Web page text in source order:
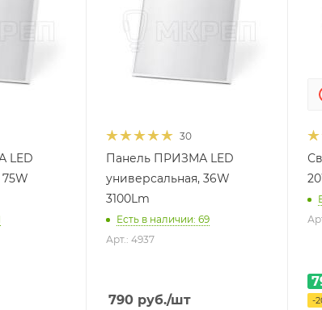
LED
30
Панель ПРИЗМА LED
универсальная, 36W
3100Lm
Есть в наличии: 69
Арт.: 4937
790 руб./шт -